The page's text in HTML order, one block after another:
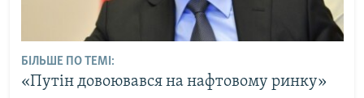
БІЛЬШЕ ПО ТЕМІ:
«Путін довоювався на нафтовому ринку»